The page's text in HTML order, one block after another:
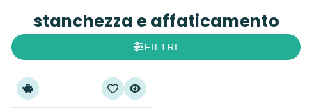
stanchezza e affaticamento
FILTRI